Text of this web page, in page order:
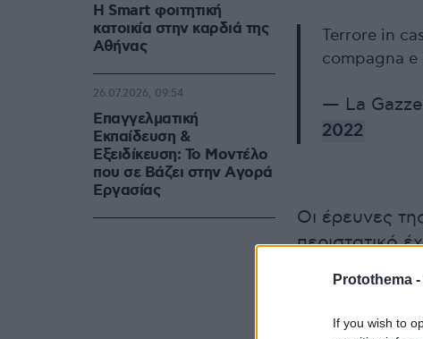
Protothema -
If you wish to
Terrore in
compagna
— La
2022
Οι έρευνες
περιστατικό
σπιτιού,
Ερναντές
Η Smart φοιτητική
κατοικία στην καρδιά της
Αθήνας
Επαγγελματική
Εκπαίδευση &
Εξειδίκευση: Το Mοντέλο
που σε Bάζει στην Aγορά
Eργασίας
26.07.2026, 09:54